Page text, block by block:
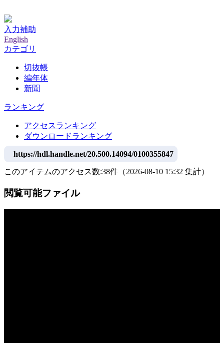
入力補助
English
カテゴリ
切抜帳
編年体
新聞
ランキング
アクセスランキング
ダウンロードランキング
https://hdl.handle.net/20.500.14094/0100355847
このアイテムのアクセス数:38件 （2026-08-10 15:32 集計）
閲覧可能ファイル